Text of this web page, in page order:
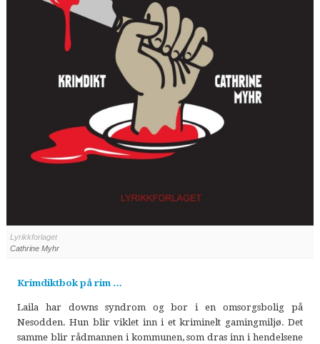
Lyrikkforlaget
Cathrine Myhr
Krimdiktbok på rim …
Laila har downs syndrom og bor i en omsorgsbolig på
Nesodden. Hun blir viklet inn i et kriminelt gamingmiljø. Det
samme blir rådmannen i kommunen, som dras inn i hendelsene